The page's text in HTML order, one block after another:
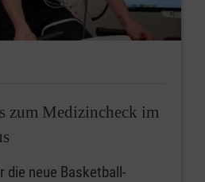
zum Medizincheck im
die neue Basketball-